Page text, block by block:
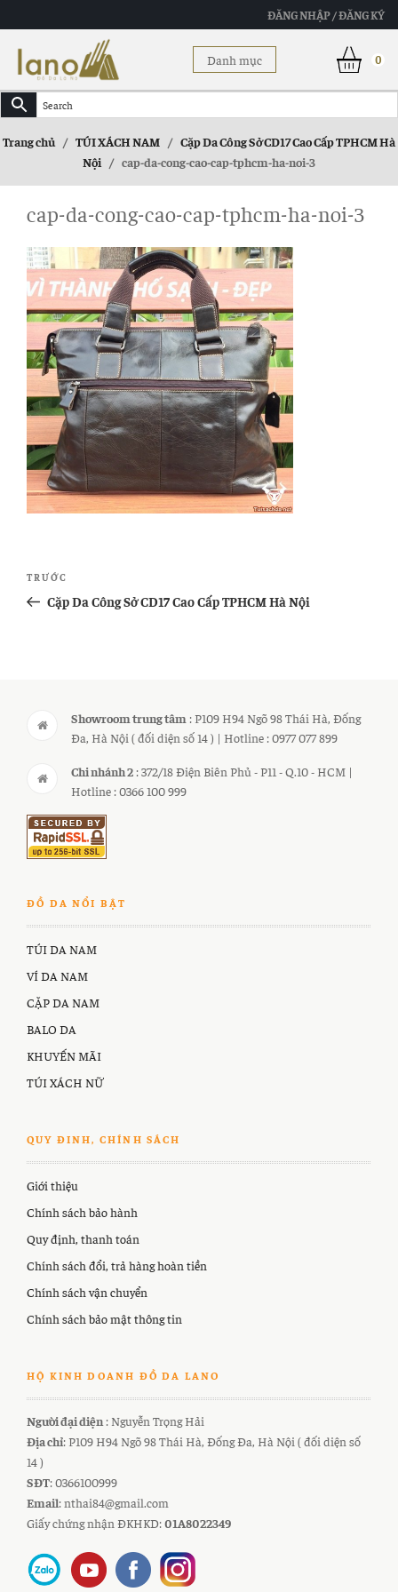
ĐĂNG NHẬP / ĐĂNG KÝ
Danh mục 0
Trang chủ / TÚI XÁCH NAM / Cặp Da Công Sở CD17 Cao Cấp TPHCM Hà
Nội / cap-da-cong-cao-cap-tphcm-ha-noi-3
cap-da-cong-cao-cap-tphcm-ha-noi-3
Điều
hướng
Bài
cũ
TRƯỚC
Cặp Da Công Sở CD17 Cao Cấp TPHCM Hà Nội
Showroom trung tâm : P109 H94 Ngõ 98 Thái Hà, Đống
Đa, Hà Nội ( đối diện số 14 ) | Hotline : 0977 077 899
Chi nhánh 2 : 372/18 Điện Biên Phủ - P11 - Q.10 - HCM |
Hotline : 0366 100 999
ĐỒ DA NỔI BẬT
TÚI DA NAM
VÍ DA NAM
CẶP DA NAM
BALO DA
KHUYẾN MÃI
TÚI XÁCH NỮ
QUY ĐINH, CHÍNH SÁCH
Giới thiệu
Chính sách bảo hành
Quy định, thanh toán
Chính sách đổi, trả hàng hoàn tiền
Chính sách vận chuyển
Chính sách bảo mật thông tin
HỘ KINH DOANH ĐỒ DA LANO
Người đại diện : Nguyễn Trọng Hải
Địa chỉ: P109 H94 Ngõ 98 Thái Hà, Đống Đa, Hà Nội ( đối diện số
14 )
SĐT: 0366100999
Email: nthai84@gmail.com
Giấy chứng nhận ĐKHKD:01A8022349